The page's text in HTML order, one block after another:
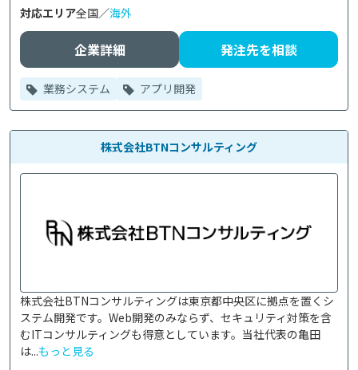
対応エリア全国／海外
企業詳細 発注先を相談
業務システム アプリ開発
株式会社BTNコンサルティング
株式会社BTNコンサルティングは東京都中央区に拠点を置くシ
ステム開発です。Web開発のみならず、セキュリティ対策を含
むITコンサルティングも得意としています。当社代表の亀田
は...もっと見る